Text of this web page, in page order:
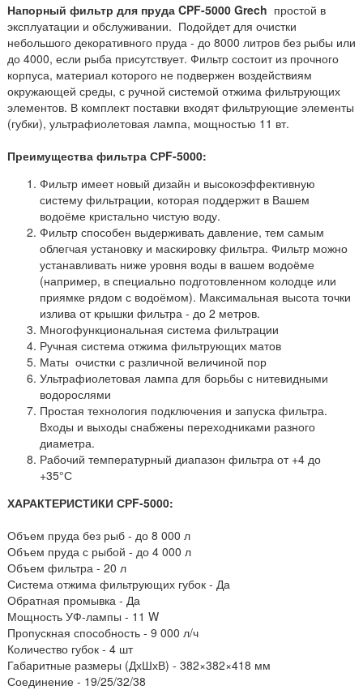
Напорный фильтр для пруда CPF-5000 Grech простой в
эксплуатации и обслуживании. Подойдет для очистки
небольшого декоративного пруда - до 8000 литров без рыбы или
до 4000, если рыба присутствует. Фильтр состоит из прочного
корпуса, материал которого не подвержен воздействиям
окружающей среды, с ручной системой отжима фильтрующих
элементов. В комплект поставки входят фильтрующие элементы
(губки), ультрафиолетовая лампа, мощностью 11 вт.
Преимущества фильтра СРF-5000:
Фильтр имеет новый дизайн и высокоэффективную
систему фильтрации, которая поддержит в Вашем
водоёме кристально чистую воду.
Фильтр способен выдерживать давление, тем самым
облегчая установку и маскировку фильтра. Фильтр можно
устанавливать ниже уровня воды в вашем водоёме
(например, в специально подготовленном колодце или
приямке рядом с водоёмом). Максимальная высота точки
излива от крышки фильтра - до 2 метров.
Многофункциональная система фильтрации
Ручная система отжима фильтрующих матов
Маты очистки с различной величиной пор
Ультрафиолетовая лампа для борьбы с нитевидными
водорослями
Простая технология подключения и запуска фильтра.
Входы и выходы снабжены переходниками разного
диаметра.
Рабочий температурный диапазон фильтра от +4 до
+35°С
ХАРАКТЕРИСТИКИ СРF-5000:
Объем пруда без рыб - до 8 000 л
Объем пруда с рыбой - до 4 000 л
Объем фильтра - 20 л
Система отжима фильтрующих губок - Да
Обратная промывка - Да
Мощность УФ-лампы - 11 W
Пропускная способность - 9 000 л/ч
Количество губок - 4 шт
Габаритные размеры (ДхШхВ) - 382×382×418 мм
Соединение - 19/25/32/38